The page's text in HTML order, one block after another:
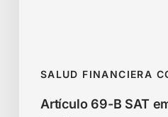
SALUD FINANCIERA
Artículo 69-B SAT